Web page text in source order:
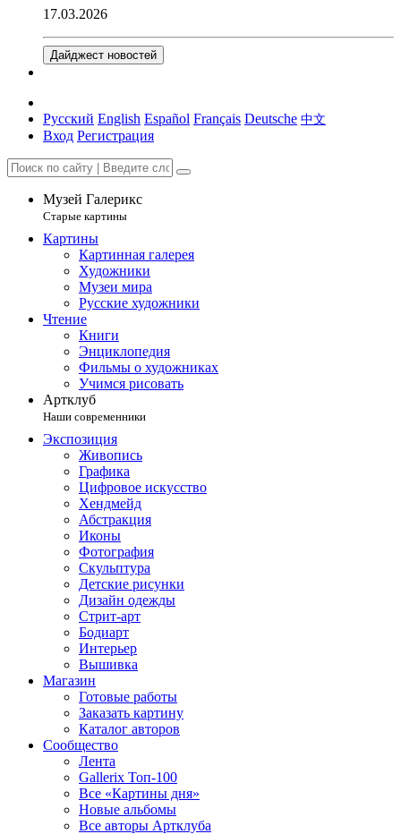
17.03.2026
Дайджест новостей
Русский English Español Français Deutsche 中文
Вход Регистрация
Музей Галерикс
Старые картины
Картины
Картинная галерея
Художники
Музеи мира
Русские художники
Чтение
Книги
Энциклопедия
Фильмы о художниках
Учимся рисовать
Артклуб
Наши современники
Экспозиция
Живопись
Графика
Цифровое искусство
Хендмейд
Абстракция
Иконы
Фотография
Скульптура
Детские рисунки
Дизайн одежды
Стрит-арт
Бодиарт
Интерьер
Вышивка
Магазин
Готовые работы
Заказать картину
Каталог авторов
Сообщество
Лента
Gallerix Топ-100
Все «Картины дня»
Новые альбомы
Все авторы Артклуба